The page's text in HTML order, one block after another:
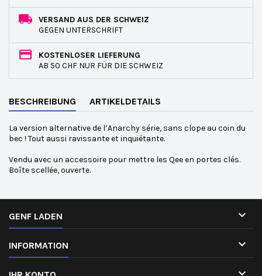
VERSAND AUS DER SCHWEIZ
GEGEN UNTERSCHRIFT
KOSTENLOSER LIEFERUNG
AB 50 CHF NUR FÜR DIE SCHWEIZ
BESCHREIBUNG ARTIKELDETAILS
La version alternative de l’Anarchy série, sans clope au coin du
bec ! Tout aussi ravissante et inquiétante.
Vendu avec un accessoire pour mettre les Qee en portes clés.
Boîte scellée, ouverte.
GENF LADEN 
INFORMATION 